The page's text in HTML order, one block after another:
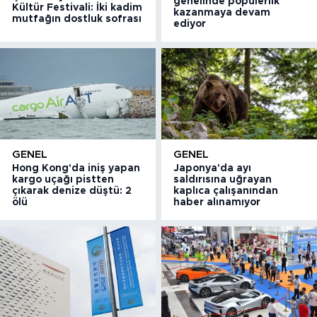
Kültür Festivali: İki kadim
mutfağın dostluk sofrası
kazanmaya devam
ediyor
GENEL
Hong Kong'da iniş yapan
kargo uçağı pistten
çıkarak denize düştü: 2
ölü
GENEL
Japonya'da ayı
saldırısına uğrayan
kaplıca çalışanından
haber alınamıyor